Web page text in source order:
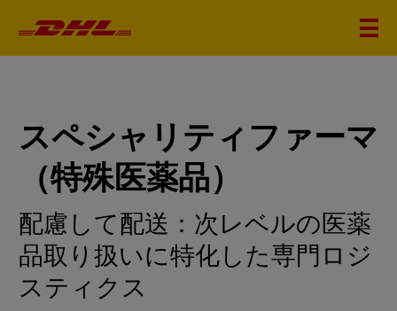
スペシャリティファーマ
（特殊医薬品）
配慮して配送：次レベルの医薬
品取り扱いに特化した専門ロジ
スティクス